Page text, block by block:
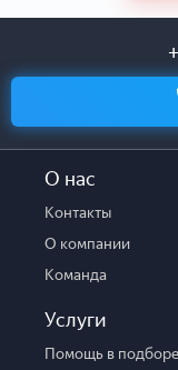
О нас
Контакты
О компании
Команда
Услуги
Помощь в